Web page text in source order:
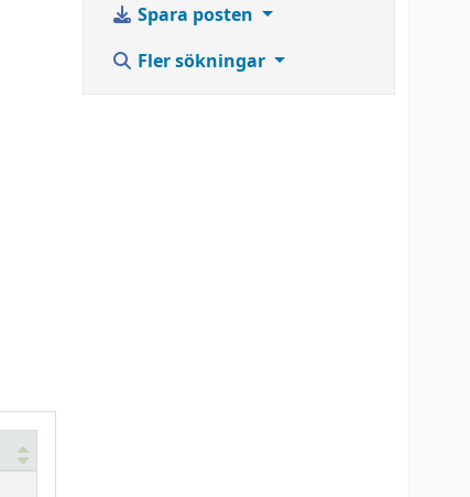
Spara posten
Fler sökningar